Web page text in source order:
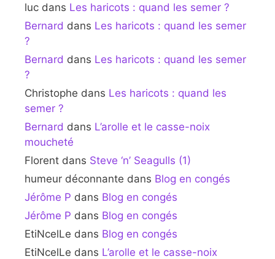
luc dans Les haricots : quand les semer ?
Bernard dans Les haricots : quand les semer
?
Bernard dans Les haricots : quand les semer
?
Christophe dans Les haricots : quand les
semer ?
Bernard dans L’arolle et le casse-noix
moucheté
Florent dans Steve ‘n’ Seagulls (1)
humeur déconnante dans Blog en congés
Jérôme P dans Blog en congés
Jérôme P dans Blog en congés
EtiNcelLe dans Blog en congés
EtiNcelLe dans L’arolle et le casse-noix